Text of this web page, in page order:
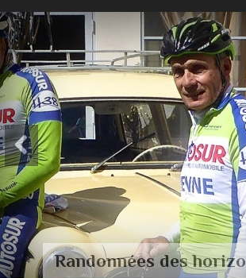
Randonnées des